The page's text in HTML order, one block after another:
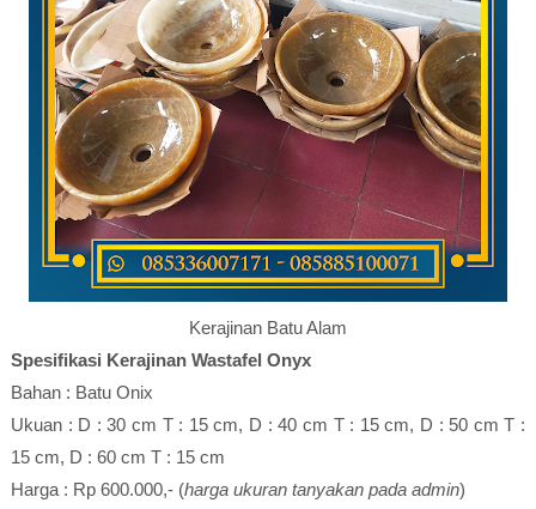
Kerajinan Batu Alam
Spesifikasi Kerajinan Wastafel Onyx
Bahan : Batu Onix
Ukuan : D : 30 cm T : 15 cm, D : 40 cm T : 15 cm, D : 50 cm T :
15 cm, D : 60 cm T : 15 cm
Harga : Rp 600.000,- (harga ukuran tanyakan pada admin)